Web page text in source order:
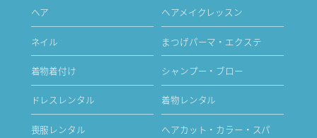
ヘア ヘアメイクレッスン
ネイル まつげパーマ・エクステ
着物着付け シャンプー・ブロー
ドレスレンタル 着物レンタル
喪服レンタル ヘアカット・カラー・スパ